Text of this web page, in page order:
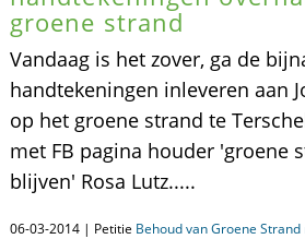
groene strand
Vandaag is het zover, ga de
handtekeningen inleveren aan
op het groene strand te
met FB pagina houder 'groene
blijven' Rosa Lutz.....
06-03-2014 | Petitie Behoud van Groene